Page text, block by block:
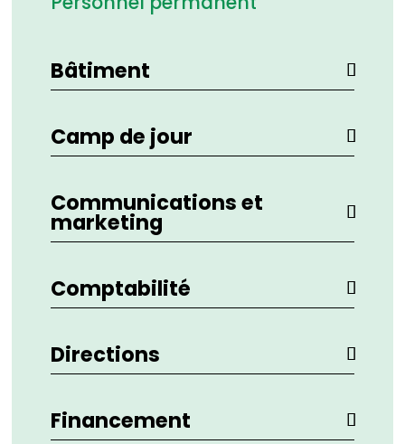
Bâtiment
Camp de jour
Communications et
marketing
Comptabilité
Directions
Financement